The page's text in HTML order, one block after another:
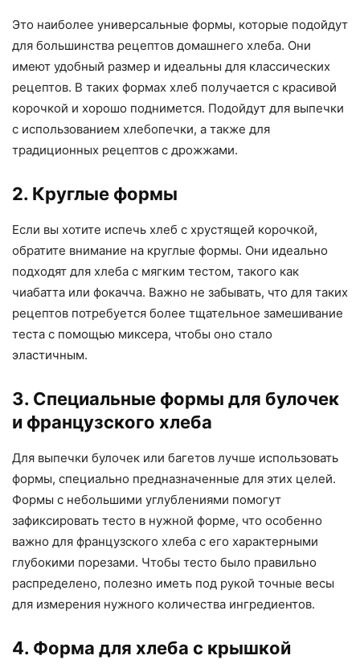
Это наиболее универсальные формы, которые подойдут
для большинства рецептов домашнего хлеба. Они
имеют удобный размер и идеальны для классических
рецептов. В таких формах хлеб получается с красивой
корочкой и хорошо поднимется. Подойдут для выпечки
с использованием хлебопечки, а также для
традиционных рецептов с дрожжами.
2. Круглые формы
Если вы хотите испечь хлеб с хрустящей корочкой,
обратите внимание на круглые формы. Они идеально
подходят для хлеба с мягким тестом, такого как
чиабатта или фокачча. Важно не забывать, что для таких
рецептов потребуется более тщательное замешивание
теста с помощью миксера, чтобы оно стало
эластичным.
3. Специальные формы для булочек
и французского хлеба
Для выпечки булочек или багетов лучше использовать
формы, специально предназначенные для этих целей.
Формы с небольшими углублениями помогут
зафиксировать тесто в нужной форме, что особенно
важно для французского хлеба с его характерными
глубокими порезами. Чтобы тесто было правильно
распределено, полезно иметь под рукой точные весы
для измерения нужного количества ингредиентов.
4. Форма для хлеба с крышкой